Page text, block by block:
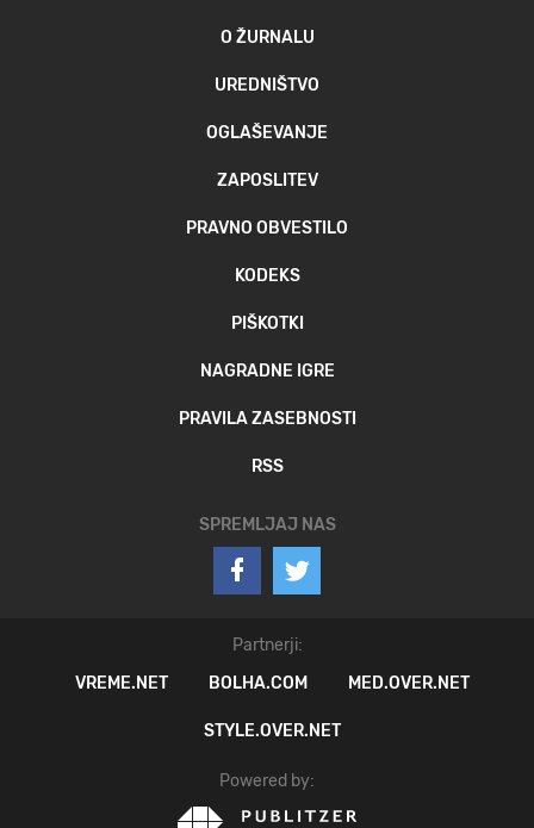
O ŽURNALU
UREDNIŠTVO
OGLAŠEVANJE
ZAPOSLITEV
PRAVNO OBVESTILO
KODEKS
PIŠKOTKI
NAGRADNE IGRE
PRAVILA ZASEBNOSTI
RSS
SPREMLJAJ NAS
Partnerji:
VREME.NET
BOLHA.COM MED.OVER.NET
STYLE.OVER.NET
Powered by: